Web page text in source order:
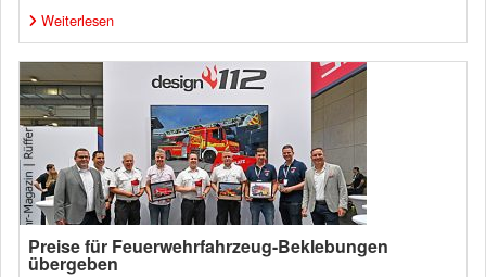
Weiterlesen
Preise für Feuerwehrfahrzeug-Beklebungen
übergeben